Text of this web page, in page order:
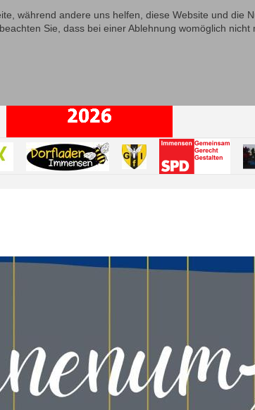
während andere uns helfen, diese Website und die
Sie, dass bei einer Ablehnung womöglich